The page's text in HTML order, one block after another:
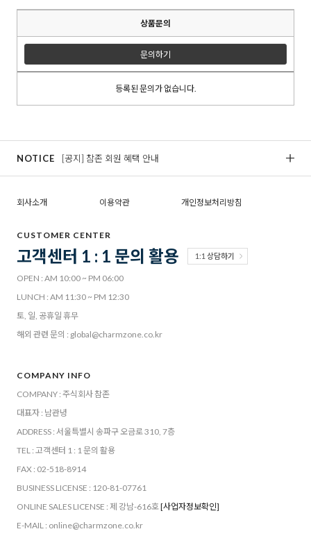
상품문의
문의하기
등록된 문의가 없습니다.
NOTICE [공지] 참존 회원 혜택 안내
회사소개 이용약관 개인정보처리방침
CUSTOMER CENTER
고객센터 1 : 1 문의 활용 1:1 상담하기
OPEN : AM 10:00 ~ PM 06:00
LUNCH : AM 11:30 ~ PM 12:30
토, 일, 공휴일 휴무
해외 관련 문의 : global@charmzone.co.kr
COMPANY INFO
COMPANY : 주식회사 참존
대표자 : 남관녕
ADDRESS : 서울특별시 송파구 오금로 310, 7층
TEL : 고객센터 1 : 1 문의 활용
FAX : 02-518-8914
BUSINESS LICENSE : 120-81-07761
ONLINE SALES LICENSE : 제 강남-616호[사업자정보확인]
E-MAIL : online@charmzone.co.kr